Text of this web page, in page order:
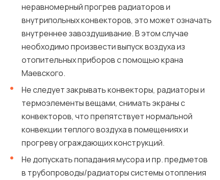
неравномерный прогрев радиаторов и
внутрипольных конвекторов, это может означать
внутреннее завоздушивание. В этом случае
необходимо произвести выпуск воздуха из
отопительных приборов с помощью крана
Маевского.
Не следует закрывать конвекторы, радиаторы и
термоэлементы вещами, снимать экраны с
конвекторов, что препятствует нормальной
конвекции теплого воздуха в помещениях и
прогреву ограждающих конструкций.
Не допускать попадания мусора и пр. предметов
в трубопроводы/радиаторы системы отопления